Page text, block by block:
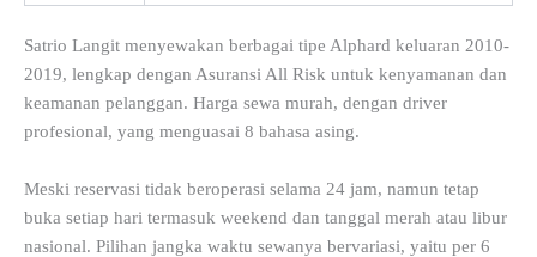
Satrio Langit menyewakan berbagai tipe Alphard keluaran 2010-
2019, lengkap dengan Asuransi All Risk untuk kenyamanan dan
keamanan pelanggan. Harga sewa murah, dengan driver
profesional, yang menguasai 8 bahasa asing.
Meski reservasi tidak beroperasi selama 24 jam, namun tetap
buka setiap hari termasuk weekend dan tanggal merah atau libur
nasional. Pilihan jangka waktu sewanya bervariasi, yaitu per 6